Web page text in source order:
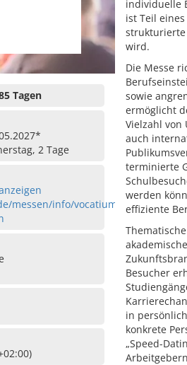
Tagen
2 Tage
messen/info/vocatium-
individuelle
ist Teil
strukturierte
wird.
Die Messe
sowie
ermöglicht
Vielzahl
auch
terminierte
werden
effiziente
Besucher
in
konkrete
„Speed-